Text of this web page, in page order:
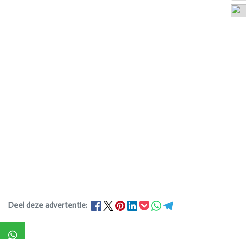
Deel deze advertentie: